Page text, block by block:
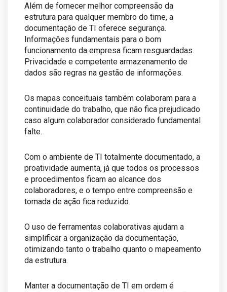
Além de fornecer melhor compreensão da
estrutura para qualquer membro do time, a
documentação de TI oferece segurança.
Informações fundamentais para o bom
funcionamento da empresa ficam resguardadas.
Privacidade e competente armazenamento de
dados são regras na gestão de informações.
Os mapas conceituais também colaboram para a
continuidade do trabalho, que não fica prejudicado
caso algum colaborador considerado fundamental
falte.
Com o ambiente de TI totalmente documentado, a
proatividade aumenta, já que todos os processos
e procedimentos ficam ao alcance dos
colaboradores, e o tempo entre compreensão e
tomada de ação fica reduzido.
O uso de ferramentas colaborativas ajudam a
simplificar a organização da documentação,
otimizando tanto o trabalho quanto o mapeamento
da estrutura.
Manter a documentação de TI em ordem é